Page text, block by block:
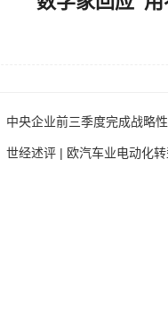
中央企业前三季度完成战略
世经述评 | 欧汽车业电动化